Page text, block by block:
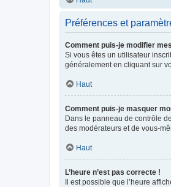
Préférences et
Comment puis-je modifier
Si vous êtes un utilisateur
généralement en cliquant sur
Haut
Comment puis-je masquer
Dans le panneau de contrôle
des modérateurs et de vous-
Haut
L’heure n’est pas correcte !
Il est possible que l’heure